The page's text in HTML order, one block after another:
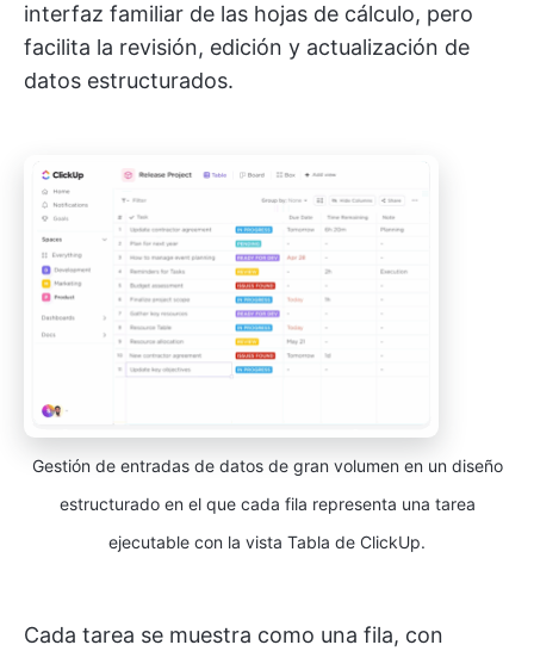
interfaz familiar de las hojas de cálculo, pero
facilita la revisión, edición y actualización de
datos estructurados.
Gestión de entradas de datos de gran volumen en un diseño
estructurado en el que cada fila representa una tarea
ejecutable con la vista Tabla de ClickUp.
Cada tarea se muestra como una fila, con